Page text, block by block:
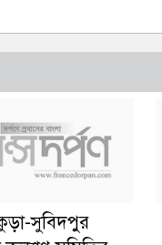
সুবিদপুর